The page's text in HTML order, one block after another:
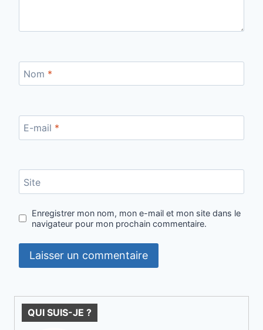
Nom *
E-mail *
Site
Enregistrer mon nom, mon e-mail et mon site dans le
navigateur pour mon prochain commentaire.
QUI SUIS-JE ?